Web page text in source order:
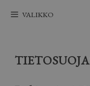
sisältöönVALIKKO